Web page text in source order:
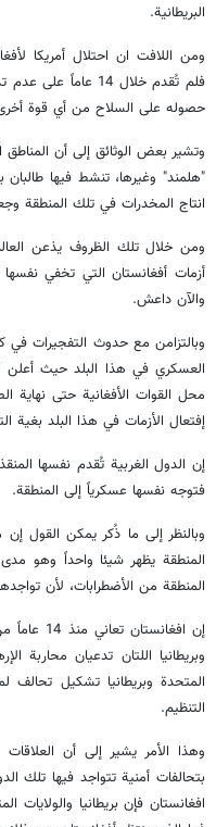
البريطانية.
فلم تُقدم خلال 14
حصوله على السلاح من أي قوة
وتشير بعض الوثائق إلى أن
"هلمند" وغيرها، تنشط فيها طالبان
انتاج المخدرات في تلك المنطقة
ومن خلال تلك الظروف يذعن
أزمات أفغانستان التي تخفي نفسها
والآن داعش.
وبالتزامن مع حدوث التفجيرات في
محل القوات الأفغانية حتى نهاية
إفتعال الأزمات في هذا البلد بغية
إن الدول الغربية تُقدم نفسها
فتوجه نفسها عسكرياً إلى المنطقة.
وبالنظر إلى ما ذُكر يمكن القول
المنطقة يظهر شيئا واحداً وهو
المنطقة من الأضطرابات، لأن
إن
وبريطانيا اللتان تدعيان محاربة
المتحدة وبريطانيا تشكيل
التنظيم.
وهذا الأمر يشير إلى أن العلاقات
بتحالفات أمنية تتواجد فيها تلك